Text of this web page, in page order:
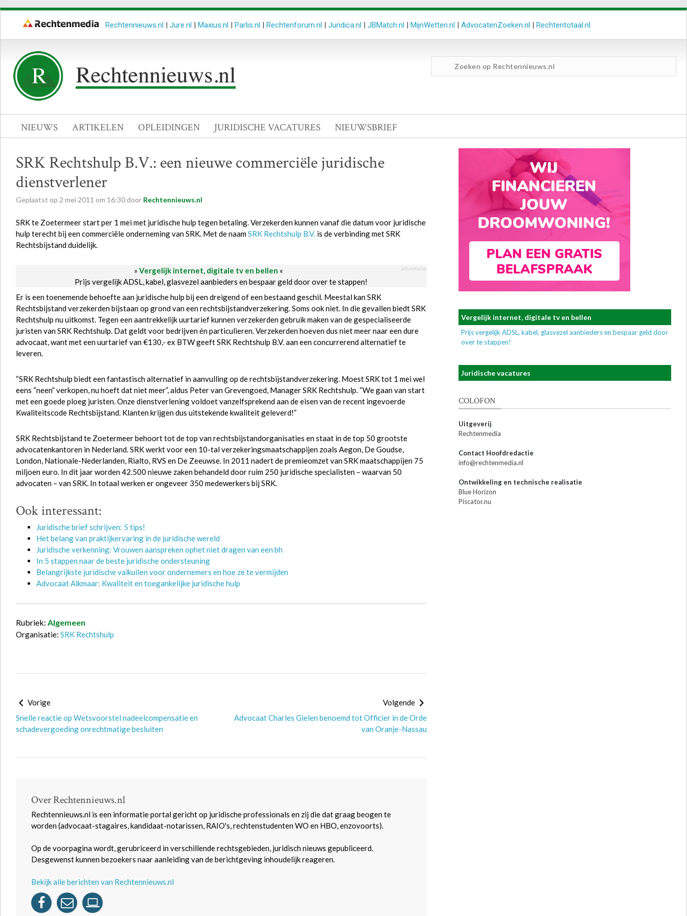
Rechtennieuws.nl | Jure.nl | Maxius.nl | Parlis.nl | Rechtenforum.nl | Juridica.nl | JBMatch.nl | MijnWetten.nl | AdvocatenZoeken.nl | Rechtentotaal.nl
NIEUWS ARTIKELEN OPLEIDINGEN JURIDISCHE VACATURES NIEUWSBRIEF
SRK Rechtshulp B.V.: een nieuwe commerciële juridische
dienstverlener
Geplaatst op 2 mei 2011 om 16:30 door Rechtennieuws.nl
SRK te Zoetermeer start per 1 mei met juridische hulp tegen betaling. Verzekerden kunnen vanaf die datum voor juridische
hulp terecht bij een commerciële onderneming van SRK. Met de naamSRK Rechtshulp B.V. is de verbinding met SRK
Rechtsbijstand duidelijk.
» Vergelijk internet, digitale tv en bellen « advertorial
Prijs vergelijk ADSL, kabel, glasvezel aanbieders en bespaar geld door over te stappen!
Er is een toenemende behoefte aan juridische hulp bij een dreigend of een bestaand geschil. Meestal kan SRK
Rechtsbijstand verzekerden bijstaan op grond van een rechtsbijstandverzekering. Soms ook niet. In die gevallen biedt SRK
Rechtshulp nu uitkomst. Tegen een aantrekkelijk uurtarief kunnen verzekerden gebruik maken van de gespecialiseerde
juristen van SRK Rechtshulp. Dat geldt voor bedrijven én particulieren. Verzekerden hoeven dus niet meer naar een dure
advocaat, want met een uurtarief van €130,- ex BTW geeft SRK Rechtshulp B.V. aan een concurrerend alternatief te
leveren.
“SRK Rechtshulp biedt een fantastisch alternatief in aanvulling op de rechtsbijstandverzekering. Moest SRK tot 1 mei wel
eens “neen” verkopen, nu hoeft dat niet meer”, aldus Peter van Grevengoed, Manager SRK Rechtshulp. “We gaan van start
met een goede ploeg juristen. Onze dienstverlening voldoet vanzelfsprekend aan de eisen van de recent ingevoerde
Kwaliteitscode Rechtsbijstand. Klanten krijgen dus uitstekende kwaliteit geleverd!”
SRK Rechtsbijstand te Zoetermeer behoort tot de top van rechtsbijstandorganisaties en staat in de top 50 grootste
advocatenkantoren in Nederland. SRK werkt voor een 10-tal verzekeringsmaatschappijen zoals Aegon, De Goudse,
London, Nationale-Nederlanden, Rialto, RVS en De Zeeuwse. In 2011 nadert de premieomzet van SRK maatschappijen 75
miljoen euro. In dit jaar worden 42.500 nieuwe zaken behandeld door ruim 250 juridische specialisten – waarvan 50
advocaten – van SRK. In totaal werken er ongeveer 350 medewerkers bij SRK.
Ook interessant:
Juridische brief schrijven: 5 tips!
Het belang van praktijkervaring in de juridische wereld
Juridische verkenning: Vrouwen aanspreken ophet niet dragen van een bh
In 5 stappen naar de beste juridische ondersteuning
Belangrijkste juridische valkuilen voor ondernemers en hoe ze te vermijden
Advocaat Alkmaar: Kwaliteit en toegankelijke juridische hulp
Rubriek: Algemeen
Organisatie: SRK Rechtshulp
Vorige
Snelle reactie op Wetsvoorstel nadeelcompensatie en
schadevergoeding onrechtmatige besluiten
Volgende
Advocaat Charles Gielen benoemd tot Officier in de Orde
van Oranje-Nassau
Over Rechtennieuws.nl
Rechtennieuws.nl is een informatie portal gericht op juridische professionals en zij die dat graag beogen te
worden (advocaat-stagaires, kandidaat-notarissen, RAIO's, rechtenstudenten WO en HBO, enzovoorts).
Op de voorpagina wordt, gerubriceerd in verschillende rechtsgebieden, juridisch nieuws gepubliceerd.
Desgewenst kunnen bezoekers naar aanleiding van de berichtgeving inhoudelijk reageren.
Bekijk alle berichten van Rechtennieuws.nl
Vergelijk internet, digitale tv en bellen
Prijs vergelijk ADSL, kabel, glasvezel aanbieders en bespaar geld door
over te stappen!
Juridische vacatures
COLOFON
Uitgeverij
Rechtenmedia
Contact Hoofdredactie
info@rechtenmedia.nl
Ontwikkeling en technische realisatie
Blue Horizon
Piscator.nu